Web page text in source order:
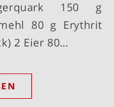
80 g Erythrit
2 Eier 80…